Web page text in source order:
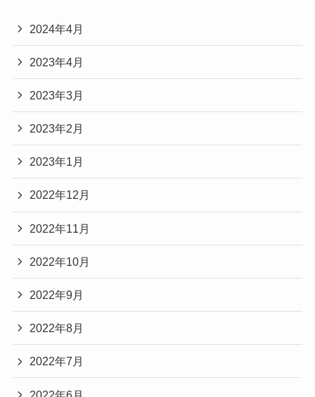
2024年4月
2023年4月
2023年3月
2023年2月
2023年1月
2022年12月
2022年11月
2022年10月
2022年9月
2022年8月
2022年7月